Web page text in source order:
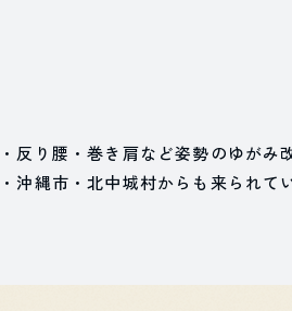
反り腰・巻き肩など姿勢のゆがみ
沖縄市・北中城村からも来られて